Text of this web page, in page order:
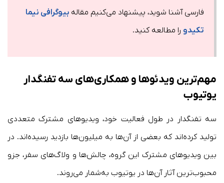
فارسی آشنا شوید، پیشنهاد می‌کنیم مقاله بیوگرافی نیما
تکیدو را مطالعه کنید.
مهم‌ترین ویدئوها و همکاری‌های سه تفنگدار
یوتیوب
سه تفنگدار در طول فعالیت خود، ویدیوهای مشترک متعددی
تولید کرده‌اند که بعضی از آن‌ها به میلیون‌ها بازدید رسیده‌اند. در
بین ویدیوهای مشترک این گروه، چالش‌ها و ولاگ‌های سفر، جزو
محبوب‌ترین آثار آن‌ها در یوتیوب به‌شمار می‌روند.